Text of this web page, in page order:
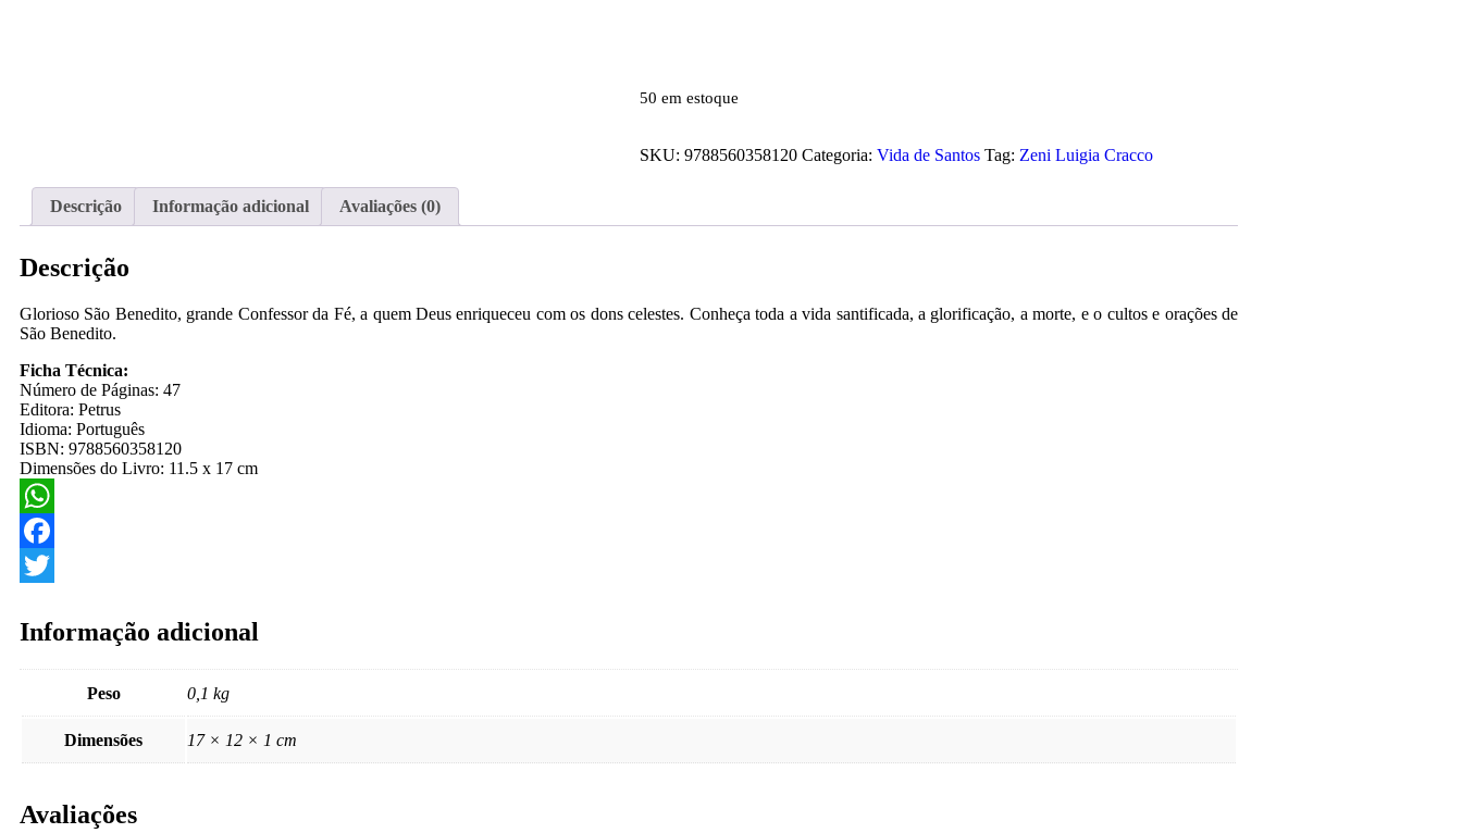
50 em estoque
SKU: 9788560358120 Categoria: Vida de Santos Tag: Zeni Luigia Cracco
Descrição Informação adicional Avaliações (0)
Descrição
Glorioso São Benedito, grande Confessor da Fé, a quem Deus enriqueceu com os dons celestes. Conheça toda a vida santificada, a glorificação, a morte, e o cultos e orações de
São Benedito.
Ficha Técnica:
Número de Páginas: 47
Editora: Petrus
Idioma: Português
ISBN: 9788560358120
Dimensões do Livro: 11.5 x 17 cm
WhatsApp
Facebook
Informação adicional
Peso 0,1 kg
Dimensões 17 × 12 × 1 cm
Avaliações